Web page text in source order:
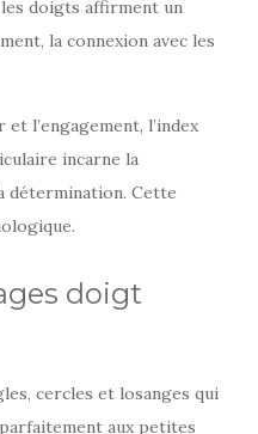
doigts affirment un
la connexion avec les
et l’engagement, l’index
incarne la
détermination. Cette
doigt
cercles et losanges qui
aux petites